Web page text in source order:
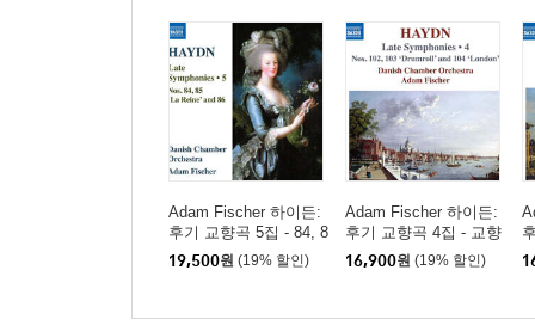
Adam Fischer 하이든:
후기 교향곡 5집 - 84, 8
5, 86번 (Haydn: Late S
ymphonies 5: Nos.84-8
19,500원 (19% 할인)
Adam Fischer 하이든:
후기 교향곡 4집 - 교향
곡 102-104번 (Haydn:
Late Symphonies 4: N
16,900원 (19% 할인)